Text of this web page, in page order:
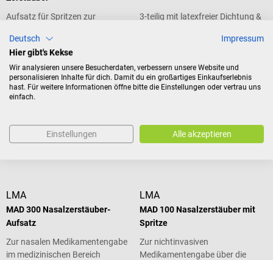
Aufsatz für Spritzen zur
Durchschnittliche Bewertung von 5 von 5 Sternen
CHF 7.40*
Versandkosten
Produktdetails
3-teilig mit latexfreier Dichtung &
Inhalt:100 Stück
(CHF 0.20 / 1 Stück)
Versandkosten
In den Warenkorb
LMA
MAD 300 Nasalzerstäuber-
Aufsatz
Zur nasalen Medikamentengabe
im medizinischen Bereich
LMA
MAD 100 Nasalzerstäuber mit
Spritze
Zur nichtinvasiven
Medikamentengabe über die
Deutsch
Impressum
Hier gibt's Kekse
Wir analysieren unsere Besucherdaten, verbessern unsere Website und
personalisieren Inhalte für dich. Damit du ein großartiges Einkaufserlebnis
hast. Für weitere Informationen öffne bitte die Einstellungen oder vertrau uns
einfach.
Einstellungen Alle akzeptieren